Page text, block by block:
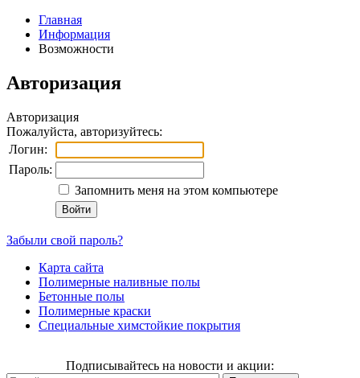
Главная
Информация
Возможности
Авторизация
Авторизация
Пожалуйста, авторизуйтесь:
Логин:
Пароль:
Запомнить меня на этом компьютере
Забыли свой пароль?
Карта сайта
Полимерные наливные полы
Бетонные полы
Полимерные краски
Специальные химстойкие покрытия
Подписывайтесь на новости и акции: